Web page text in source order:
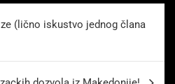
(lično iskustvo jednog člana